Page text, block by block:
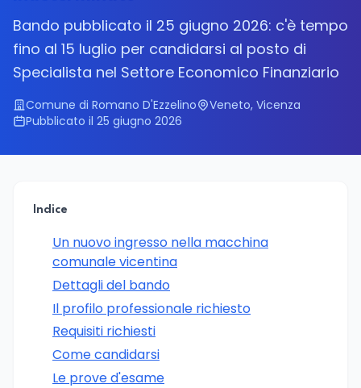
Bando pubblicato il 25 giugno 2026: c'è tempo
fino al 15 luglio per candidarsi al posto di
Specialista nel Settore Economico Finanziario
Comune di Romano D'Ezzelino
Veneto, Vicenza
Pubblicato il 25 giugno 2026
Indice
Un nuovo ingresso nella macchina
comunale vicentina
Dettagli del bando
Il profilo professionale richiesto
Requisiti richiesti
Come candidarsi
Le prove d'esame